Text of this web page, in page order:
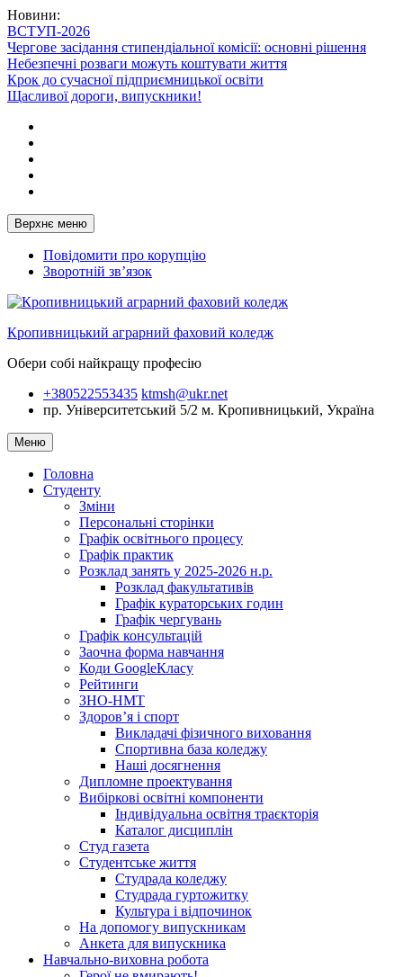
Перейти
до
вмісту
Новини:
ВСТУП-2026
Чергове засідання стипендіальної комісії: основні рішення
Небезпечні розваги можуть коштувати життя
Крок до сучасної підприємницької освіти
Щасливої дороги, випускники!
Верхнє меню
Повідомити про корупцію
Зворотній зв’язок
Кропивницький аграрний фаховий коледж
Обери собі найкращу професію
+380522553435 ktmsh@ukr.net
пр. Університетський 5/2 м. Кропивницький, Україна
Меню
Головна
Студенту
Зміни
Персональні сторінки
Графік освітнього процесу
Графік практик
Розклад занять у 2025-2026 н.р.
Розклад факультативів
Графік кураторських годин
Графік чергувань
Графік консультацій
Заочна форма навчання
Коди GoogleКласу
Рейтинги
ЗНО-НМТ
Здоров’я і спорт
Викладачі фізичного виховання
Спортивна база коледжу
Наші досягнення
Дипломне проектування
Вибіркові освітні компоненти
Індивідуальна освітня траєкторія
Каталог дисциплін
Студ газета
Студентське життя
Студрада коледжу
Студрада гуртожитку
Культура і відпочинок
На допомогу випускникам
Анкета для випускника
Навчально-виховна робота